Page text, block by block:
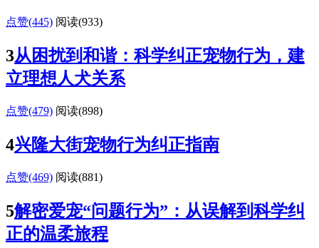
点赞(445) 阅读(933)
3从困扰到和谐：科学纠正宠物行为，建
立理想人犬关系
点赞(479) 阅读(898)
4兴隆大街宠物行为纠正指南
点赞(469) 阅读(881)
5解密爱宠“问题行为”：从误解到科学纠
正的温柔旅程